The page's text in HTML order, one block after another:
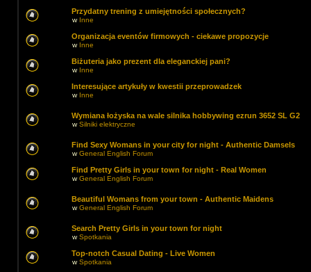
Przydatny trening z umiejętności społecznych?
w Inne
Organizacja eventów firmowych - ciekawe propozycje
w Inne
Biżuteria jako prezent dla eleganckiej pani?
w Inne
Interesujące artykuły w kwestii przeprowadzek
w Inne
Wymiana łożyska na wale silnika hobbywing ezrun 3652 SL G2
wSilniki elektryczne
Find Sexy Womans in your city for night - Authentic Damsels
wGeneral English Forum
Find Pretty Girls in your town for night - Real Women
wGeneral English Forum
Beautiful Womans from your town - Authentic Maidens
wGeneral English Forum
Search Pretty Girls in your town for night
wSpotkania
Top-notch Сasual Dating - Live Women
wSpotkania